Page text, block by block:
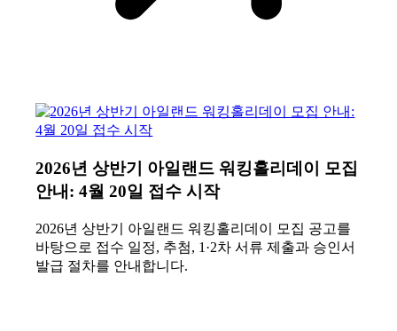
2026년 상반기 아일랜드 워킹홀리데이 모집
안내: 4월 20일 접수 시작
2026년 상반기 아일랜드 워킹홀리데이 모집 공고를
바탕으로 접수 일정, 추첨, 1·2차 서류 제출과 승인서
발급 절차를 안내합니다.